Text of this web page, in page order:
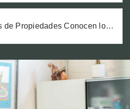
de Propiedades Conocen los